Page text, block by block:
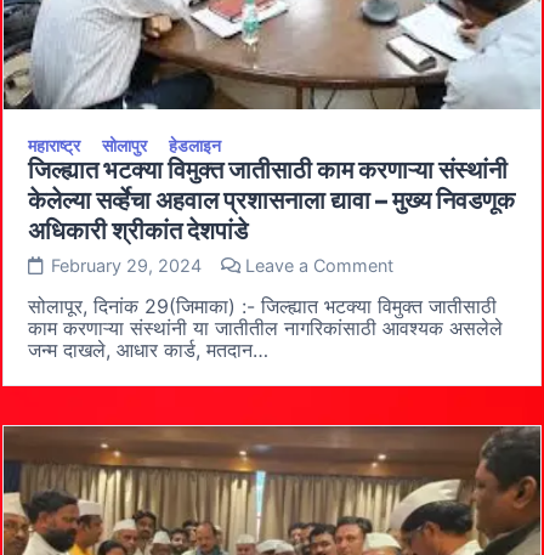
महाराष्ट्र सोलापुर हेडलाइन
जिल्ह्यात भटक्या विमुक्त जातीसाठी काम करणाऱ्या संस्थांनी
केलेल्या सर्व्हेचा अहवाल प्रशासनाला द्यावा – मुख्य निवडणूक
अधिकारी श्रीकांत देशपांडे
February 29, 2024 Leave a Commenton
भटक्या
विमुक्त
जातीसाठी
करणाऱ्या
सर्व्हेचा
अहवाल
प्रशासनाला
द्यावा
–
मुख्य
सोलापूर, दिनांक 29(जिमाका) :- जिल्ह्यात भटक्या विमुक्त जातीसाठी
काम करणाऱ्या संस्थांनी या जातीतील नागरिकांसाठी आवश्यक असलेले
जन्म दाखले, आधार कार्ड, मतदान…